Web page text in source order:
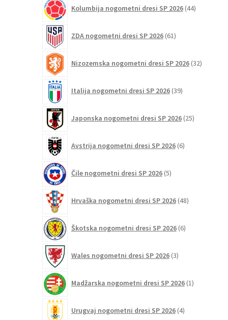
Kolumbija nogometni dresi SP 2026 44izdelkov
ZDA nogometni dresi SP 2026 61izdelkov
Nizozemska nogometni dresi SP 2026 32izdelkov
Italija nogometni dresi SP 2026 39izdelkov
Japonska nogometni dresi SP 2026 25izdelkov
Avstrija nogometni dresi SP 2026 6izdelkov
Čile nogometni dresi SP 2026 5izdelkov
Hrvaška nogometni dresi SP 2026 48izdelkov
Škotska nogometni dresi SP 2026 6izdelkov
Wales nogometni dresi SP 2026 3izdelki
Madžarska nogometni dresi SP 2026 1izdelek
Urugvaj nogometni dresi SP 2026 4izdelki